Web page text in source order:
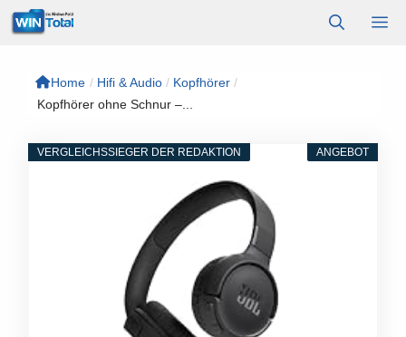
Zum
Inhalt
Home / Hifi & Audio / Kopfhörer /
Kopfhörer ohne Schnur –...
ANGEBOT
VERGLEICHSSIEGER DER REDAKTION